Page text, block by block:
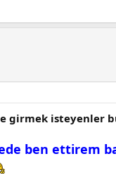
girmek isteyenler
ben ettirem